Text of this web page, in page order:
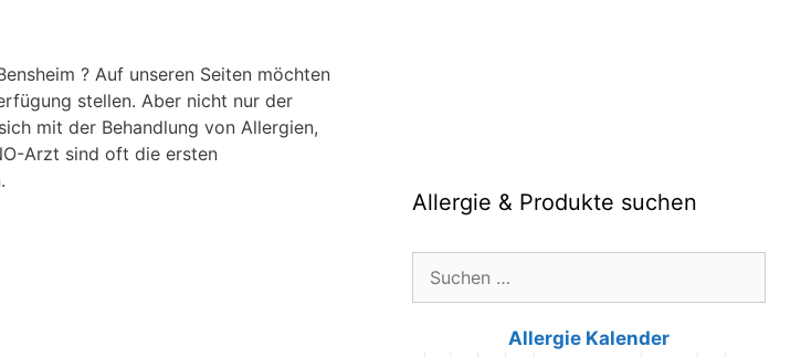
? Auf unseren Seiten möchten
stellen. Aber nicht nur der
mit der Behandlung von Allergien,
Arzt sind oft die ersten
Allergie & Produkte suchen
Allergie Kalender